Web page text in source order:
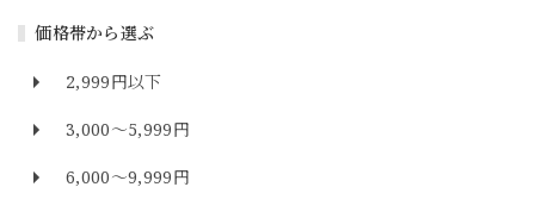
価格帯から選ぶ
2,999円以下
3,000～5,999円
6,000～9,999円